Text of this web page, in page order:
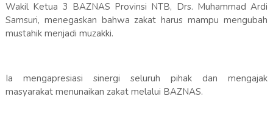
Wakil Ketua 3 BAZNAS Provinsi NTB, Drs. Muhammad Ardi
Samsuri, menegaskan bahwa zakat harus mampu mengubah
mustahik menjadi muzakki.
Ia mengapresiasi sinergi seluruh pihak dan mengajak
masyarakat menunaikan zakat melalui BAZNAS.